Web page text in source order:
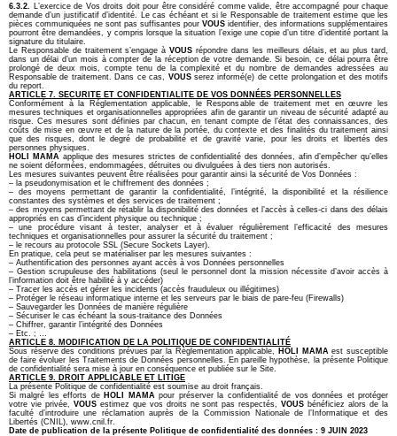
6.3.2.
L’exercice de Vos droits doit pour être considéré comme valide, être accompagné pour chaque
demande d’un justificatif d’identité. Le cas échéant et si le Responsable de traitement estime que les
pièces communiquées ne sont pas suffisantes pour VOUS identifier, des informations supplémentaires
pourront être demandées, y compris lorsque la situation l’exige une copie d’un titre d’identité portant la
signature du titulaire.
Le Responsable de traitement s’engage àVOUS répondre dans les meilleurs délais, et au plus tard,
dans un délai d’un mois à compter de la réception de votre demande. Si besoin, ce délai pourra être
prolongé de deux mois, compte tenu de la complexité et du nombre de demandes adressées au
Responsable de traitement. Dans ce cas, VOUSserez informé(e) de cette prolongation et des motifs
du report.
ARTICLE 7. SECURITE ET CONFIDENTIALITE DE VOS DONNÉES PERSONNELLES
Conformément à la Réglementation applicable, le Responsable de traitement met en œuvre les
mesures techniques et organisationnelles appropriées afin de garantir un niveau de sécurité adapté au
risque. Ces mesures sont définies par chacun, en tenant compte de l’état des connaissances, des
coûts de mise en œuvre et de la nature de la portée, du contexte et des finalités du traitement ainsi
que des risques, dont le degré de probabilité et de gravité varie, pour les droits et libertés des
personnes physiques.
HOLI MAMA applique des mesures strictes de confidentialité des données, afin d’empêcher qu’elles
ne soient déformées, endommagées, détruites ou divulguées à des tiers non autorisés.
Les mesures suivantes peuvent être réalisées pour garantir ainsi la sécurité de Vos Données :
– la pseudonymisation et le chiffrement des données ;
– des moyens permettant de garantir la confidentialité, l’intégrité, la disponibilité et la résilience
constantes des systèmes et des services de traitement ;
– des moyens permettant de rétablir la disponibilité des données et l’accès à celles-ci dans des délais
appropriés en cas d’incident physique ou technique ;
– une procédure visant à tester, analyser et à évaluer régulièrement l’efficacité des mesures
techniques et organisationnelles pour assurer la sécurité du traitement ;
– le recours au protocole SSL (Secure Sockets Layer).
En pratique, cela peut se matérialiser par les mesures suivantes :
– Authentification des personnes ayant accès à vos Données personnelles
– Gestion scrupuleuse des habilitations (seul le personnel dont la mission nécessite d’avoir accès à
l’information doit être habilité à y accéder)
– Tracer les accès et gérer les incidents (accès frauduleux ou illégitimes)
– Protéger le réseau informatique interne et les serveurs par le biais de pare-feu (Firewalls)
– Sauvegarder les Données de manière régulière
– Sécuriser le cas échéant la sous-traitance des Données
– Chiffrer, garantir l’intégrité des Données
– Etc. ; …
ARTICLE 8. MODIFICATION DE LA POLITIQUE DE CONFIDENTIALITÉ
Sous réserve des conditions prévues par la Règlementation applicable,
HOLI MAMA est susceptible
de faire évoluer les Traitements de Données personnelles. En pareille hypothèse, la présente Politique
de confidentialité sera mise à jour en conséquence et publiée sur le Site.
ARTICLE 9. DROIT APPLICABLE ET LITIGE
La présente Politique de confidentialité est soumise au droit français.
Si malgré les efforts de HOLI MAMApour préserver la confidentialité de vos données et protéger
votre vie privée, VOUSestimez que vos droits ne sont pas respectés,VOUS bénéficiez alors de la
faculté d’introduire une réclamation auprès de la Commission Nationale de l’Informatique et des
Libertés (CNIL), www.cnil.fr.
Date de publication de la présente Politique de confidentialité des données : 9 JUIN 2023